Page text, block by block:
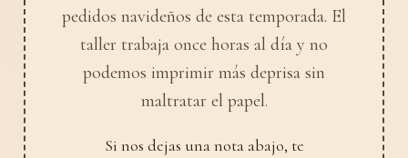
pedidos navideños de esta temporada. El
taller trabaja once horas al día y no
podemos imprimir más deprisa sin
maltratar el papel.
Si nos dejas una nota abajo, te